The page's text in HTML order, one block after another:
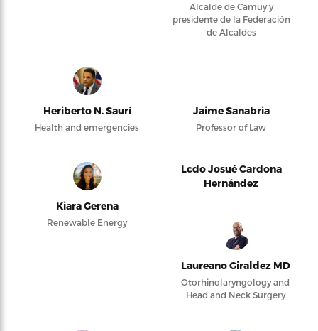
Alcalde de Camuy y
presidente de la Federación
de Alcaldes
Heriberto N. Saurí
Health and emergencies
Jaime Sanabria
Professor of Law
Kiara Gerena
Renewable Energy
Lcdo Josué Cardona
Hernández
Laureano Giraldez MD
Otorhinolaryngology and
Head and Neck Surgery